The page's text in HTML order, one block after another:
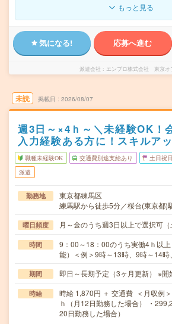
もっと見る
気になる! 応募へ進む
派遣会社 エンプロ株式会社 東京オ
未読 掲載日 2026/08/07
週3日～×4ｈ～＼未経験OK！
入力経験ある方に！スキルア
職種未経験OK 交通費別途支給あり 土日祝
派遣
勤務地
東京都練馬区
練馬駅から徒歩5分／桜台(東京都)
曜日頻度 月～金のうち週3日以上で選択可（
時間
9：00～18：00のうち実働4ｈ以
能）＜例＞9時～13時、9時～14
期間 即日～長期予定（3ヶ月更新） ※開
時給
時給 1,870円 ＋ 交通費 ＜月収例
ｈ（月12日勤務した場合） ・
20日勤務した場合）